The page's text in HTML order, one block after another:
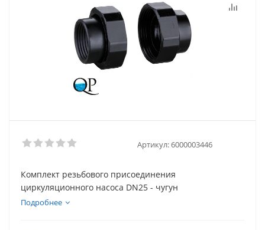
Артикул:6000003446
Комплект резьбового присоединения
циркуляционного насоса DN25 - чугун
Подробнее